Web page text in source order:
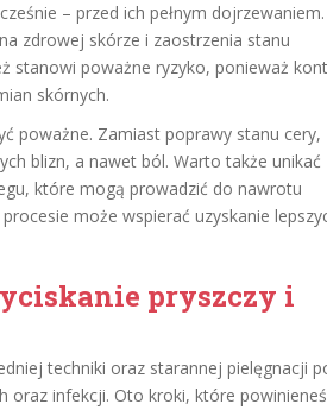
– przed ich pełnym dojrzewaniem.
zdrowej skórze i zaostrzenia stanu
stanowi poważne ryzyko, ponieważ
skórnych.
poważne. Zamiast poprawy stanu cery,
blizn, a nawet ból. Warto także unikać
które mogą prowadzić do nawrotu
może wspierać uzyskanie
pryszczy i
techniki oraz starannej pielęgnacji
oraz infekcji. Oto kroki, które powinieneś